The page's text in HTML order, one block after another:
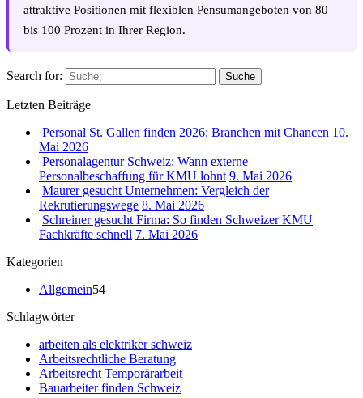
attraktive Positionen mit flexiblen Pensumangeboten von 80
bis 100 Prozent in Ihrer Region.
Search for: Suche
Letzten Beiträge
Personal St. Gallen finden 2026: Branchen mit Chancen 10.
Mai 2026
Personalagentur Schweiz: Wann externe
Personalbeschaffung für KMU lohnt 9. Mai 2026
Maurer gesucht Unternehmen: Vergleich der
Rekrutierungswege 8. Mai 2026
Schreiner gesucht Firma: So finden Schweizer KMU
Fachkräfte schnell 7. Mai 2026
Kategorien
Allgemein54
Schlagwörter
arbeiten als elektriker schweiz
Arbeitsrechtliche Beratung
Arbeitsrecht Temporärarbeit
Bauarbeiter finden Schweiz